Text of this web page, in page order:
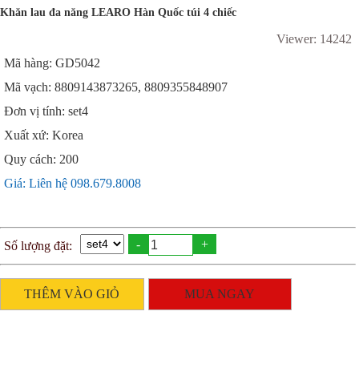
Khăn lau đa năng LEARO Hàn Quốc túi 4 chiếc
Viewer: 14242
Mã hàng: GD5042
Mã vạch: 8809143873265, 8809355848907
Đơn vị tính: set4
Xuất xứ: Korea
Quy cách: 200
Giá: Liên hệ 098.679.8008
Số lượng đặt: - +
THÊM VÀO GIỎ MUA NGAY